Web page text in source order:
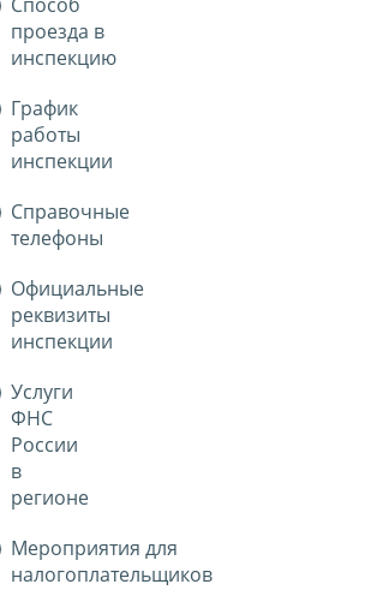
проезда в
инспекцию
График
работы
инспекции
Справочные
телефоны
Официальные
реквизиты
инспекции
Услуги
ФНС
России
в
регионе
Мероприятия для
налогоплательщиков